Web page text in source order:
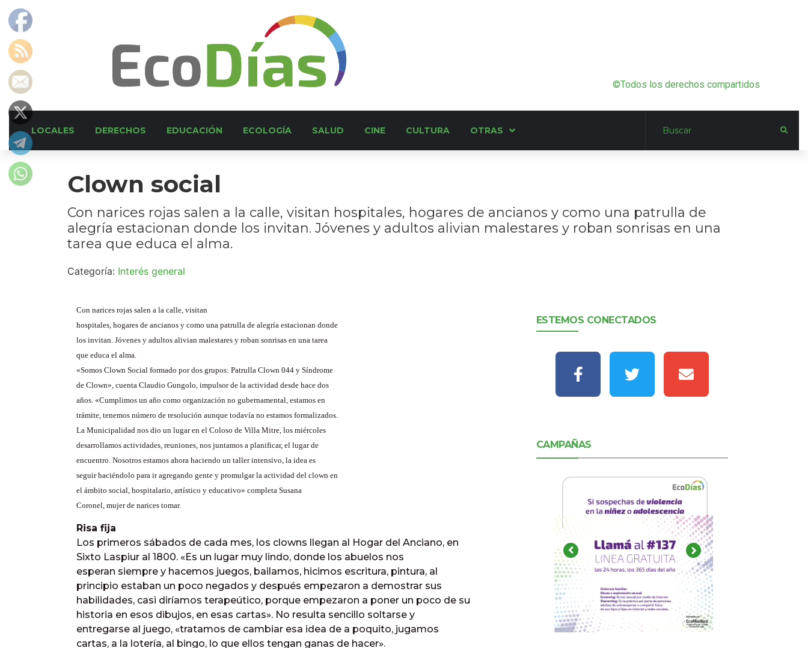
©Todos los derechos compartidos
LOCALES DERECHOS EDUCACIÓN ECOLOGÍA SALUD CINE CULTURA OTRAS
Clown social
Con narices rojas salen a la calle, visitan hospitales, hogares de ancianos y como una patrulla de
alegría estacionan donde los invitan. Jóvenes y adultos alivian malestares y roban sonrisas en una
tarea que educa el alma.
Categoría: Interés general
Con narices rojas salen a la calle, visitan
hospitales, hogares de ancianos y como una patrulla de alegría estacionan donde
los invitan. Jóvenes y adultos alivian malestares y roban sonrisas en una tarea
que educa el alma.
«Somos Clown Social formado por dos grupos: Patrulla Clown 044 y Síndrome
de Clown», cuenta Claudio Gungolo, impulsor de la actividad desde hace dos
años. «Cumplimos un año como organización no gubernamental, estamos en
trámite, tenemos número de resolución aunque todavía no estamos formalizados.
La Municipalidad nos dio un lugar en el Coloso de Villa Mitre, los miércoles
desarrollamos actividades, reuniones, nos juntamos a planificar, el lugar de
encuentro. Nosotros estamos ahora haciendo un taller intensivo, la idea es
seguir haciéndolo para ir agregando gente y promulgar la actividad del clown en
el ámbito social, hospitalario, artístico y educativo» completa Susana
Coronel, mujer de narices tomar.
Risa fija
Los primeros sábados de cada mes, los clowns llegan al Hogar del Anciano, en
Sixto Laspiur al 1800. «Es un lugar muy lindo, donde los abuelos nos
esperan siempre y hacemos juegos, bailamos, hicimos escritura, pintura, al
principio estaban un poco negados y después empezaron a demostrar sus
habilidades, casi diríamos terapeútico, porque empezaron a poner un poco de su
historia en esos dibujos, en esas cartas». No resulta sencillo soltarse y
entregarse al juego, «tratamos de cambiar esa idea de a poquito, jugamos
cartas, a la lotería, al bingo, lo que ellos tengan ganas de hacer».
ESTEMOS CONECTADOS
CAMPAÑAS